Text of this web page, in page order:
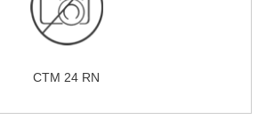
CTM 24 RN